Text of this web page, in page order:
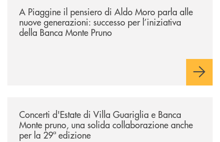
A Piaggine il pensiero di Aldo Moro parla alle
nuove generazioni: successo per l’iniziativa
della Banca Monte Pruno
Concerti d'Estate di Villa Guariglia e Banca
Monte pruno, una solida collaborazione anche
per la 29ª edizione